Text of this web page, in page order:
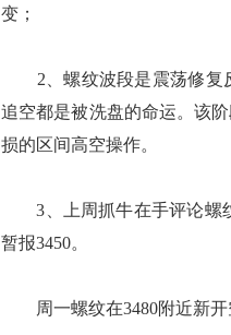
变；
2、螺纹波段是震荡修复反
追空都是被洗盘的命运。该
损的区间高空操作。
3、上周抓牛在手评论螺纹
暂报3450。
周一螺纹在3480附近新开